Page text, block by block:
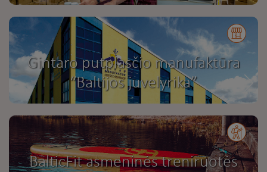
Gintaro putplasčio manufaktūra
“Baltijos juvelyrika”
BalticFit asmeninės treniruotės